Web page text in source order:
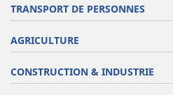
TRANSPORT DE PERSONNES
AGRICULTURE
CONSTRUCTION & INDUSTRIE